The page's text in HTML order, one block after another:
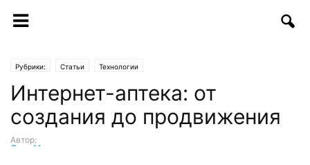
Рубрики: Статьи Технологии
Интернет-аптека: от
создания до продвижения
Автор:
Лика Мусина